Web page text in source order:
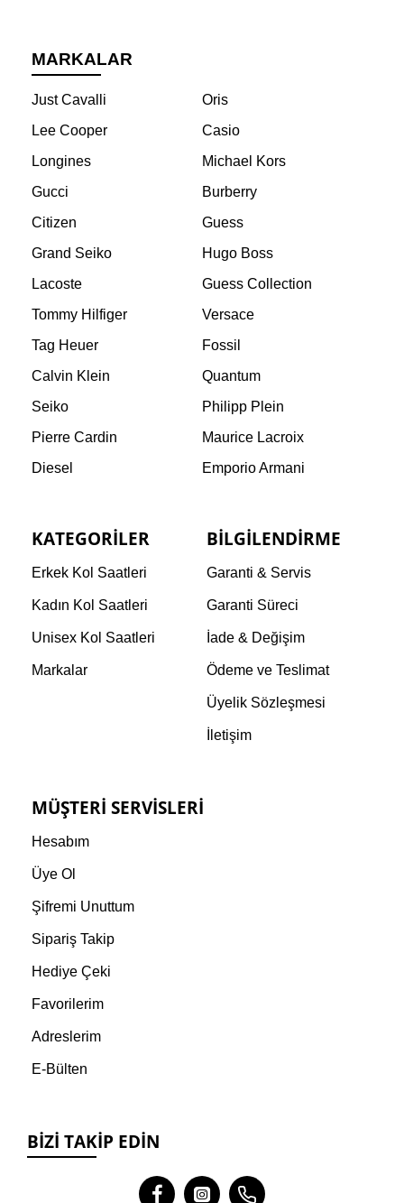
MARKALAR
Just Cavalli
Oris
Lee Cooper
Casio
Longines
Michael Kors
Gucci
Burberry
Citizen
Guess
Grand Seiko
Hugo Boss
Lacoste
Guess Collection
Tommy Hilfiger
Versace
Tag Heuer
Fossil
Calvin Klein
Quantum
Seiko
Philipp Plein
Pierre Cardin
Maurice Lacroix
Diesel
Emporio Armani
KATEGORILER
Erkek Kol Saatleri
Kadın Kol Saatleri
Unisex Kol Saatleri
Markalar
BILGILENDIRME
Garanti & Servis
Garanti Süreci
İade & Değişim
Ödeme ve Teslimat
Üyelik Sözleşmesi
İletişim
MÜŞTERI SERVISLERI
Hesabım
Üye Ol
Şifremi Unuttum
Sipariş Takip
Hediye Çeki
Favorilerim
Adreslerim
E-Bülten
BIZI TAKIP EDIN